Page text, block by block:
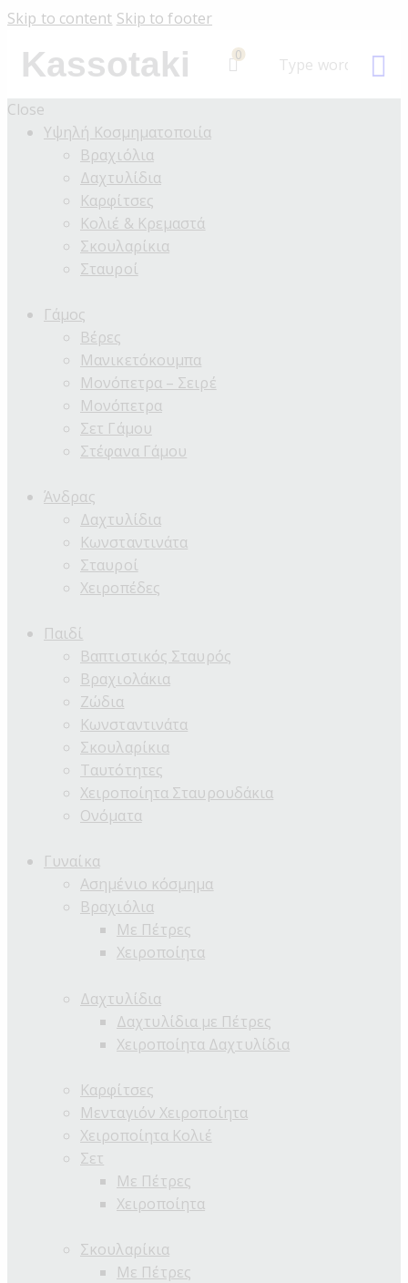
Skip to content Skip to footer
Kassotaki 0
Close
Υψηλή Κοσμηματοποιία
Βραχιόλια
Δαχτυλίδια
Καρφίτσες
Κολιέ & Κρεμαστά
Σκουλαρίκια
Σταυροί
Γάμος
Βέρες
Μανικετόκουμπα
Μονόπετρα – Σειρέ
Μονόπετρα
Σετ Γάμου
Στέφανα Γάμου
Άνδρας
Δαχτυλίδια
Κωνσταντινάτα
Σταυροί
Χειροπέδες
Παιδί
Βαπτιστικός Σταυρός
Βραχιολάκια
Ζώδια
Κωνσταντινάτα
Σκουλαρίκια
Ταυτότητες
Χειροποίητα Σταυρουδάκια
Ονόματα
Γυναίκα
Ασημένιο κόσμημα
Βραχιόλια
Με Πέτρες
Χειροποίητα
Δαχτυλίδια
Δαχτυλίδια με Πέτρες
Χειροποίητα Δαχτυλίδια
Καρφίτσες
Μενταγιόν Χειροποίητα
Χειροποίητα Κολιέ
Σετ
Με Πέτρες
Χειροποίητα
Σκουλαρίκια
Με Πέτρες